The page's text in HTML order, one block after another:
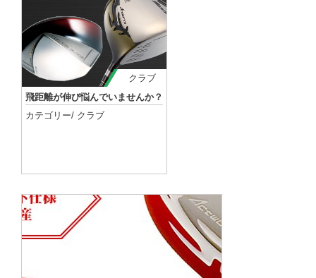
クラブ
飛距離が伸び悩んでいませんか？
カテゴリー/ クラブ